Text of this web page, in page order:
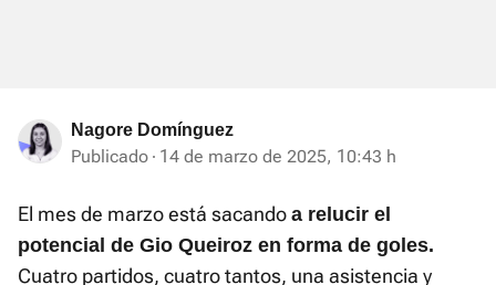
Nagore Domínguez
Publicado 14 de marzo de 2025, 10:43 h
El mes de marzo está sacando a relucir el
potencial de Gio Queiroz en forma de goles.
Cuatro partidos, cuatro tantos, una asistencia y